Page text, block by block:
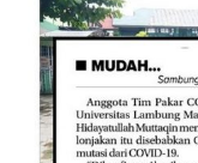
Omicron
(Radar